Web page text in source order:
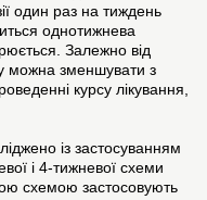
один раз на тиждень
однотижнева
Залежно від
можна зменшувати з
курсу лікування,
із застосуванням
і 4-тижневої схеми
схемою застосовують